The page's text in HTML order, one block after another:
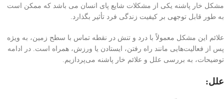
مشکل خار پاشنه یکی از مشکلات شایع پای انسان می باشد که ممکن است
به طور قابل توجهی بر کیفیت زندگی فرد تأثیر بگذارد.
علائم این مشکل معمولاً با درد و تنش در نقطه تماس با سطح زمین، به ویژه
پس از فعالیت‌هایی مانند راه رفتن، ایستادن یا ورزش، همراه است. در ادامه
توضیحات، به بررسی علل و علائم خار پاشنه می‌پردازیم.
علل: